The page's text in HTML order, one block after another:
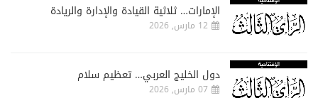
الإمارات… ثلاثية القيادة والإدارة والريادة
12 مارس, 2026
دول الخليج العربي… تعظيم سلام
07 مارس, 2026